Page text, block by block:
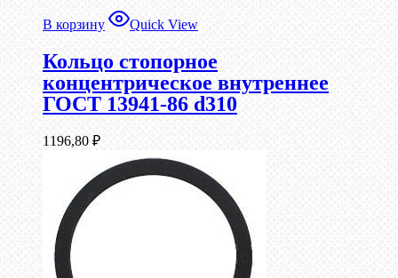
В корзину Quick View
Кольцо стопорное
концентрическое внутреннее
ГОСТ 13941-86 d310
1196,80 ₽